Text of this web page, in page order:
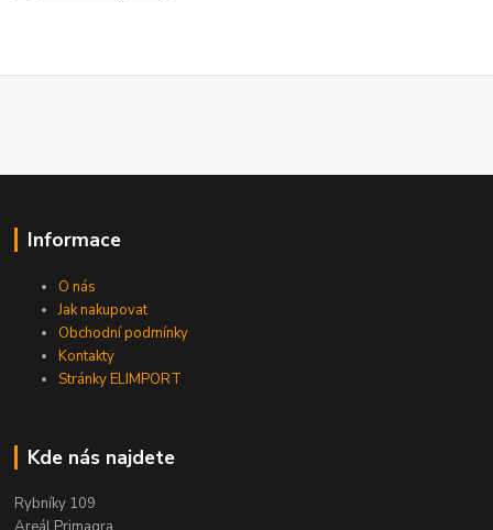
Informace
O nás
Jak nakupovat
Obchodní podmínky
Kontakty
Stránky ELIMPORT
Kde nás najdete
Rybníky 109